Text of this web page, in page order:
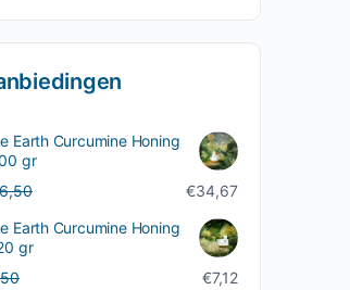
Earth Curcumine Honing
gr
Oorspronkelijke
was:
€36,50.
€34,67
Huidige
is:
€34,67.
Earth Curcumine Honing
gr
Oorspronkelijke
€7,12
Huidige